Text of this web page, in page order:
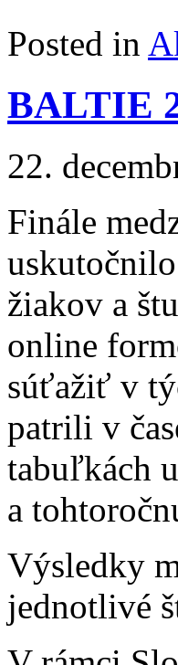
Posted in
BALTIE
22.
Finále
žiakov a
online
súťažiť v
patrili v
tabuľkách
a
Výsledky
jednotlivé